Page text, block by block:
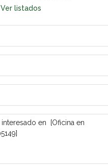
Ver listados